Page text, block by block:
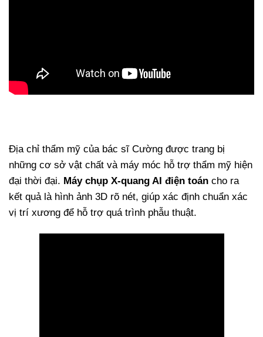
Địa chỉ thẩm mỹ của bác sĩ Cường được trang bị
những cơ sở vật chất và máy móc hỗ trợ thẩm mỹ hiện
đại thời đại. Máy chụp X-quang AI điện toán cho ra
kết quả là hình ảnh 3D rõ nét, giúp xác định chuẩn xác
vị trí xương để hỗ trợ quá trình phẫu thuật.